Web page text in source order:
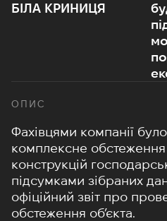
БІЛА КРИНИЦЯ
ОПИС
Фахівцями компанії
комплексне обстеження
конструкцій
підсумками зібраних
офіційний звіт про
обстеження об’єкта.